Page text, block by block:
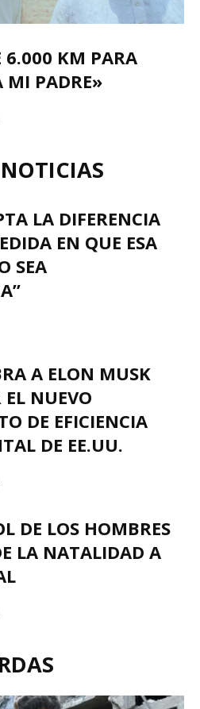
6.000 KM PARA
MI PADRE»
LA DIFERENCIA
EN QUE ESA
SEA
A ELON MUSK
EL NUEVO
DE EFICIENCIA
DE EE.UU.
DE LOS HOMBRES
LA NATALIDAD A